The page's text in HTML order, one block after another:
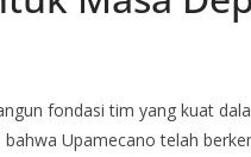
fondasi tim yang kuat
bahwa Upamecano telah